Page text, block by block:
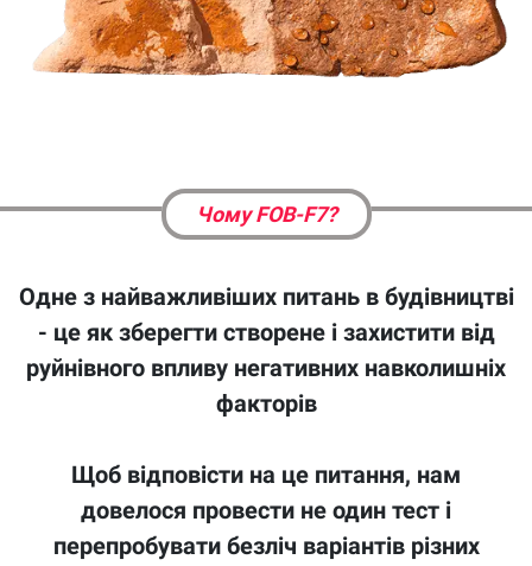
Чому FOB-F7?
Одне з найважливіших питань в будівництві
- це як зберегти створене і захистити від
руйнівного впливу негативних навколишніх
факторів
Щоб відповісти на це питання, нам
довелося провести не один тест і
перепробувати безліч варіантів різних